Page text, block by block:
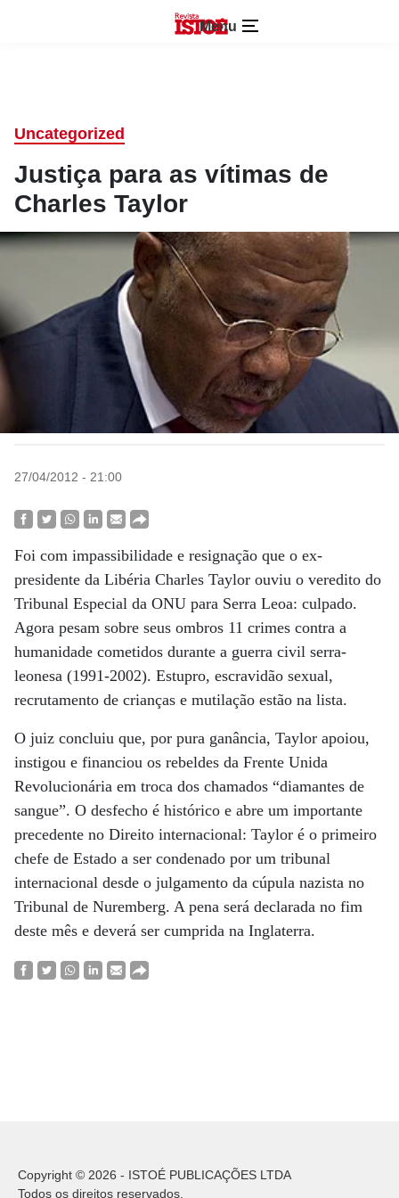
Menu
Uncategorized
Justiça para as vítimas de
Charles Taylor
27/04/2012 - 21:00
Foi com impassibilidade e resignação que o ex-
presidente da Libéria Charles Taylor ouviu o veredito do
Tribunal Especial da ONU para Serra Leoa: culpado.
Agora pesam sobre seus ­ombros 11 crimes contra a
humanidade cometidos durante a guerra civil serra-
leonesa (1991-2002). Estupro, escravidão sexual,
recrutamento de crianças e mutilação estão na lista.
O juiz concluiu que, por pura ganância, Taylor apoiou,
instigou e financiou os rebeldes da Frente Unida
Revolucionária em troca dos chamados “diamantes de
sangue”. O desfecho é histórico e abre um importante
precedente no Direito internacional: Taylor é o primeiro
chefe de Estado a ser condenado por um tribunal
internacional desde o julgamento da cúpula nazista no
Tribunal de Nuremberg. A pena será declarada no fim
deste mês e deverá ser cumprida na Inglaterra.
Copyright © 2026 - ISTOÉ PUBLICAÇÕES LTDA
Todos os direitos reservados.